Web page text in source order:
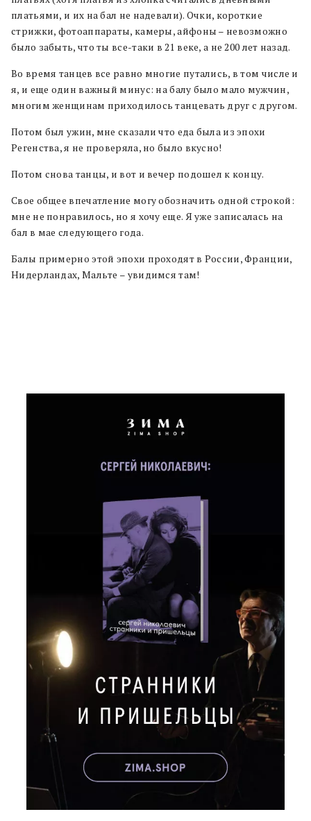
платьями, и их на бал не надевали). Очки, короткие
стрижки, фотоаппараты, камеры, айфоны – невозможно
было забыть, что ты все-таки в 21 веке, а не 200 лет назад.
Во время танцев все равно многие путались, в том числе и
я, и еще один важный минус: на балу было мало мужчин,
многим женщинам приходилось танцевать друг с другом.
Потом был ужин, мне сказали что еда была из эпохи
Регенства, я не проверяла, но было вкусно!
Потом снова танцы, и вот и вечер подошел к концу.
Свое общее впечатление могу обозначить одной строкой:
мне не понравилось, но я хочу еще. Я уже записалась на
бал в мае следующего года.
Балы примерно этой эпохи проходят в России, Франции,
Нидерландах, Мальте – увидимся там!